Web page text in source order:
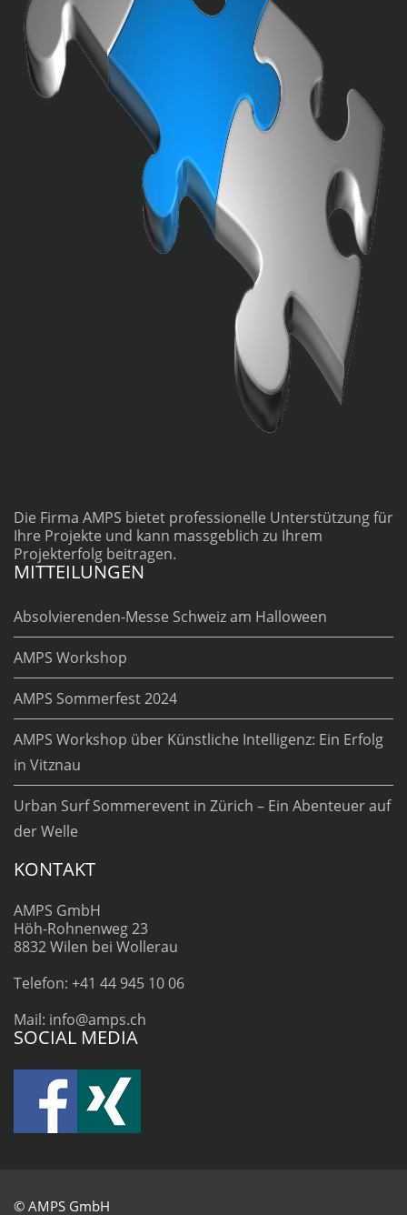
Die Firma AMPS bietet professionelle Unterstützung für
Ihre Projekte und kann massgeblich zu Ihrem
Projekterfolg beitragen.
MITTEILUNGEN
Absolvierenden-Messe Schweiz am Halloween
AMPS Workshop
AMPS Sommerfest 2024
AMPS Workshop über Künstliche Intelligenz: Ein Erfolg
in Vitznau
Urban Surf Sommerevent in Zürich – Ein Abenteuer auf
der Welle
KONTAKT
AMPS GmbH
Höh-Rohnenweg 23
8832 Wilen bei Wollerau
Telefon: +41 44 945 10 06
Mail: info@amps.ch
SOCIAL MEDIA
© AMPS GmbH